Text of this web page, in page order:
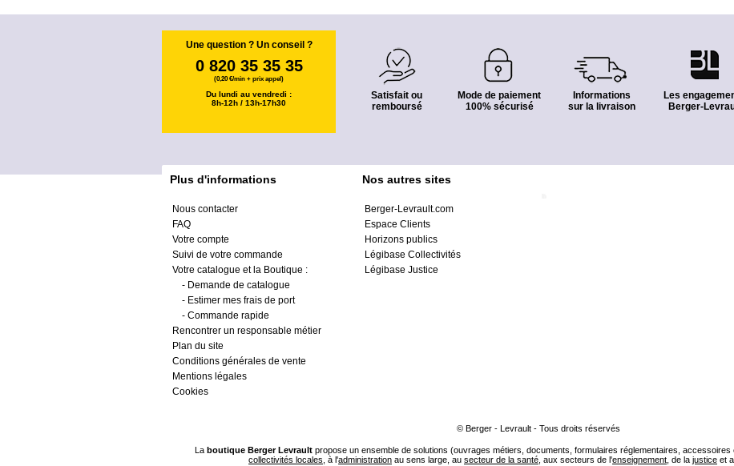
Une question ? Un conseil ?
0 820 35 35 35
(0,20 €/min + prix appel)
Du lundi au vendredi :
8h-12h / 13h-17h30
Satisfait ou
remboursé
Mode de paiement
100% sécurisé
Informations
sur la livraison
Les
Berger-
Plus d'informations
Nous contacter
FAQ
Votre compte
Suivi de votre commande
Votre catalogue et la Boutique :
- Demande de catalogue
- Estimer mes frais de port
- Commande rapide
Rencontrer un responsable métier
Plan du site
Conditions générales de vente
Mentions légales
Cookies
Nos autres sites
Berger-Levrault.com
Espace Clients
Horizons publics
Légibase Collectivités
Légibase Justice
© Berger - Levrault - Tous droits réservés
La boutique Berger Levraultpropose un ensemble de solutions (ouvrages métiers, documents, formulaires réglementaires, accessoires
collectivités locales , à l'administration au sens large, au secteur de la santé , aux secteurs de l'enseignement , de la justice et